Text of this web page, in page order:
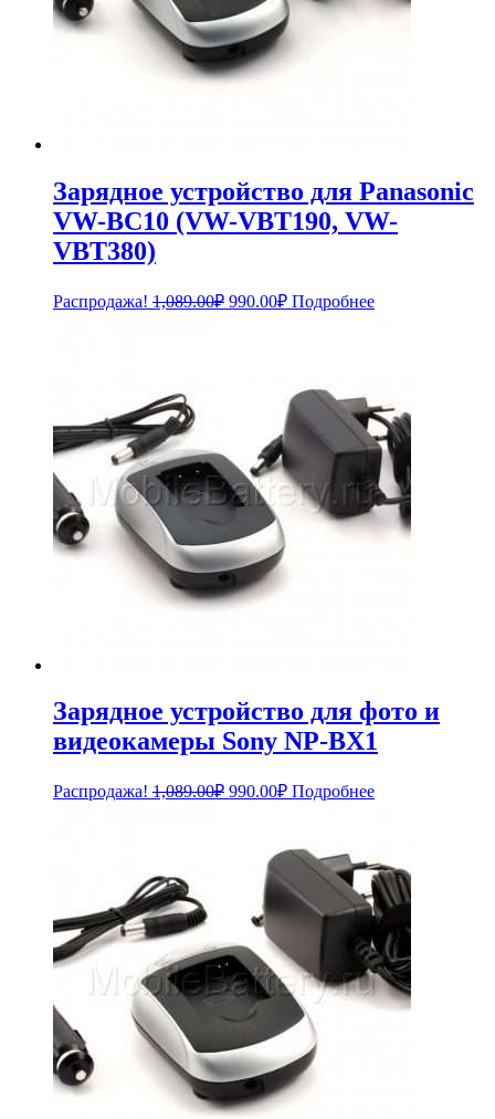
Зарядное устройство для Panasonic
VW-BC10 (VW-VBT190, VW-
VBT380)
Распродажа! 1,089.00₽ Первоначальная
990.00₽Текущая
цена:
Подробнее
Зарядное устройство для фото и
видеокамеры Sony NP-BX1
Распродажа! 1,089.00₽ Первоначальная
1,089.00₽.
990.00₽Текущая
цена:
Подробнее